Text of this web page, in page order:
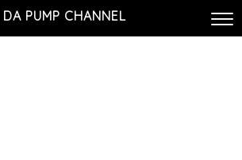
DA PUMP CHANNEL